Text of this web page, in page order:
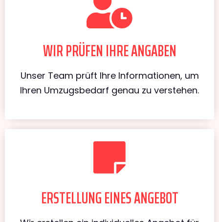
WIR PRÜFEN IHRE ANGABEN
Unser Team prüft Ihre Informationen, um
Ihren Umzugsbedarf genau zu verstehen.
ERSTELLUNG EINES ANGEBOT